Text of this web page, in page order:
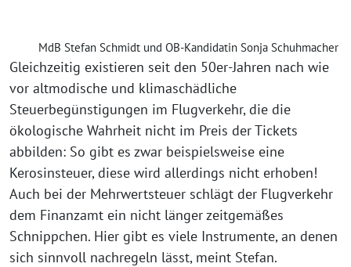
MdB Stefan Schmidt und OB-Kandidatin Sonja Schuhmacher
Gleichzeitig existieren seit den 50er-Jahren nach wie
vor altmodische und klimaschädliche
Steuerbegünstigungen im Flugverkehr, die die
ökologische Wahrheit nicht im Preis der Tickets
abbilden: So gibt es zwar beispielsweise eine
Kerosinsteuer, diese wird allerdings nicht erhoben!
Auch bei der Mehrwertsteuer schlägt der Flugverkehr
dem Finanzamt ein nicht länger zeitgemäßes
Schnippchen. Hier gibt es viele Instrumente, an denen
sich sinnvoll nachregeln lässt, meint Stefan.